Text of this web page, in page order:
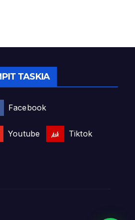
TASKIA
Facebook
Youtube Tiktok